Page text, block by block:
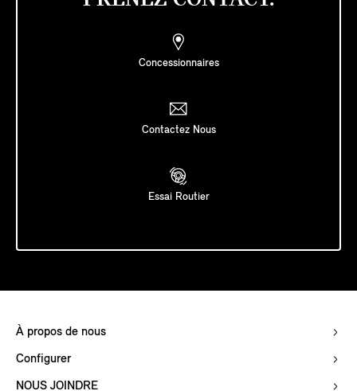
Concessionnaires
Contactez Nous
Essai Routier
À propos de nous
Configurer
NOUS JOINDRE